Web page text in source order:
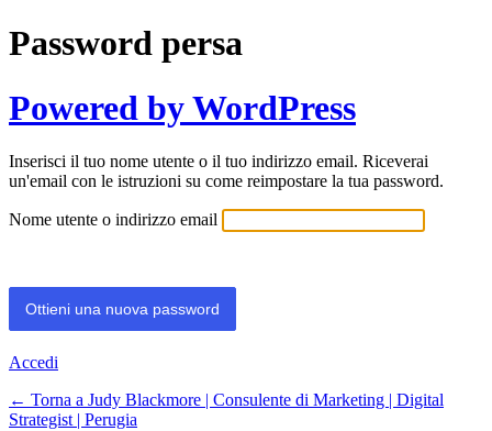
Password persa
Powered by WordPress
Inserisci il tuo nome utente o il tuo indirizzo email. Riceverai
un'email con le istruzioni su come reimpostare la tua password.
Nome utente o indirizzo email
Accedi
← Torna a Judy Blackmore | Consulente di Marketing | Digital
Strategist | Perugia